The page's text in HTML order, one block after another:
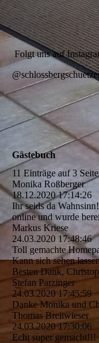
Folgt uns auf
Gästebuch
11 Einträge auf 3
Monika Roßberger
18.12.2020 17:14:26
Ihr seids da
online und wurde
Markus Kriese
24.03.2020 17:48:46
Toll gemachte
Kann sich sehen
Besten Dank,
Stefan Parzinger
24.03.2020 17:45:59
Danke Monika und
Thomas Breitwieser
24.03.2020 17:30:06
Echt super gemacht!!!